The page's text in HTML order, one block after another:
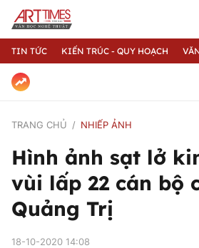
TIN TỨC KIẾN TRÚC - QUY HOẠCH
TRANG CHỦ NHIẾP ẢNH
Hình ảnh sạt lở
vùi lấp 22 cán bộ
Quảng Trị
18-10-2020 14:08